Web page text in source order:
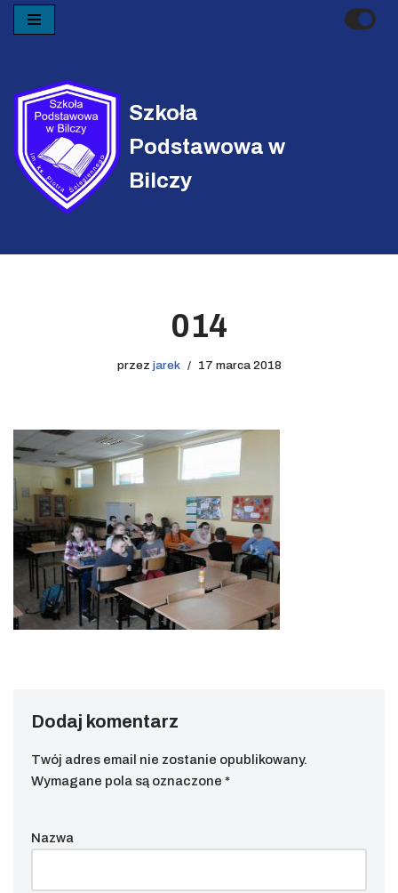
treści
Szkoła
Podstawowa w
Bilczy
014
przez jarek 17 marca 2018
Dodaj komentarz
Twój adres email nie zostanie opublikowany.
Wymagane pola są oznaczone *
Nazwa